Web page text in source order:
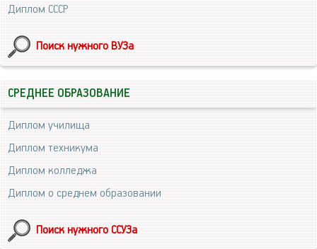
Диплом СССР
Поиск нужного ВУЗа
СРЕДНЕЕ ОБРАЗОВАНИЕ
Диплом училища
Диплом техникума
Диплом колледжа
Диплом о среднем образовании
Поиск нужного ССУЗа